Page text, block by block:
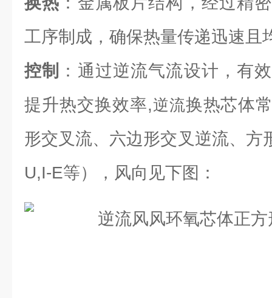
工序制成，确保热量传递迅速且
控制
：通过逆流气流设计，有
提升热交换效率,逆流换热芯体
形交叉流、六边形交叉逆流、方
U,I-E等），风向见下图：